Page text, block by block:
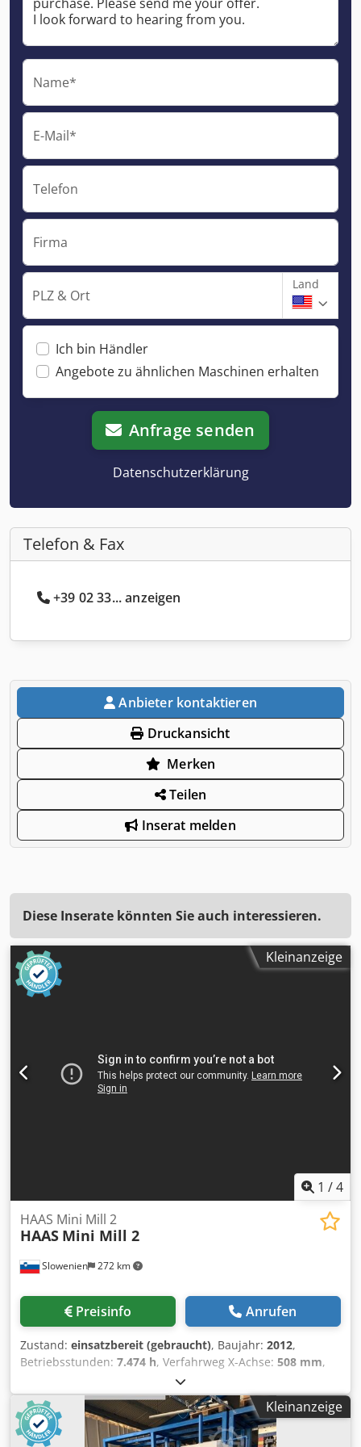
Name*
E-Mail*
Telefon
Firma
PLZ & Ort
Land
Ich bin Händler
Angebote zu ähnlichen Maschinen erhalten
Anfrage senden
Datenschutzerklärung
Telefon & Fax
+39 02 33... anzeigen
Anbieter kontaktieren
Druckansicht
Merken
Teilen
Inserat melden
Diese Inserate könnten Sie auch interessieren.
Kleinanzeige
1 /4
Slowenien 272 km
HAAS Mini Mill 2
HAAS Mini Mill 2
Preisinfo Anrufen
Zustand: einsatzbereit (gebraucht), Baujahr: 2012,
Betriebsstunden: 7.474 h, Verfahrweg X-Achse: 508 mm,
406 mm, Verfahrweg Z-Achse:
mm, Steuerungshersteller:HAAS, Tischbelastung:227 kg,
Spindeldrehzahl (max.):10.000 U/min, Anzahl der Achsen:
3, Diese 3-Achsen HAAS Mini Mill 2 wurde im Jahr 2012
Kleinanzeige